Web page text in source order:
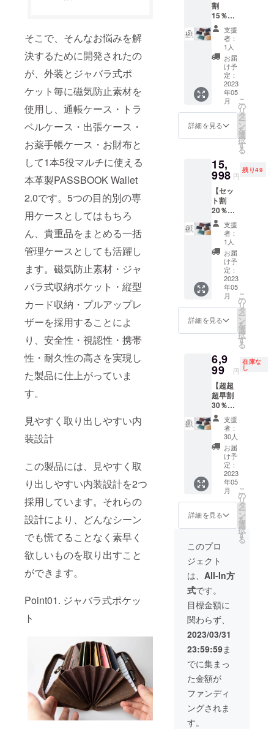
そこで、そんなお悩みを解
決するために開発されたの
が、外装とジャバラ式ポ
ケット毎に磁気防止素材を
使用し、通帳ケース・トラ
ベルケース・出張ケース・
お薬手帳ケース・お財布と
して1本5役マルチに使える
本革製PASSBOOK Wallet
2.0です。5つの目的別の専
用ケースとしてはもちろ
ん、貴重品をまとめる一括
管理ケースとしても活躍し
ます。磁気防止素材・ジャ
バラ式収納ポケット・縦型
カード収納・プルアップレ
ザーを採用することによ
り、安全性・視認性・携帯
性・耐久性の高さを実現し
た製品に仕上がっていま
す。
見やすく取り出しやすい内
装設計
この製品には、見やすく取
り出しやすい内装設計を2つ
採用しています。それらの
設計により、どんなシーン
でも慌てることなく素早く
欲しいものを取り出すこと
ができます。
Point01. ジャバラ式ポケッ
ト
OOK
Wallet
2.0の日
程に準
じます
程は商
品の日
程に準
じます
Choco /
Camel /
Black /
Wine
red /
Navy /
Dark
Green
からお
好きな
カラー
を1本お
選びく
売予定
価格
9,999円
の商品
を
20%OF
Fで予約
購入い
ただけ
ます。
※基本的
に追跡
可能な
メール
便での
発送と
なりま
割
15％OF
F】
PASSB
OOK
Wallet2.
0 お好
きなカ
ラー1本
「PASS
BOOK
Wallet2.
0」
【超早
割
F】
8,499円
/ 先着
100名様
Choco /
Camel /
Black /
Wine
red /
Navy /
Dark
Green
からお
好きな
カラー
を1本お
選びく
売予定
価格
9,999円
の商品
を
15%OF
Fで予約
購入い
ただけ
ます。
※基本的
に追跡
可能な
メール
便での
発送と
なりま
支援
者：
1人
お届
け予
定：
2023
年05
月
詳細を見る
こ
の
リ
タ
ー
ン
を
選
択
す
る
15,
998 円
残り49
【セッ
ト割
20％OF
F】
PASSB
OOK
Wallet2.
0 お好
きなカ
ラー2本
「PASS
BOOK
Wallet2.
0 」
【セッ
ト割
F】
15,998
円 / 先着
50名様
Choco /
Camel /
Black /
Wine
red /
Navy /
Dark
Green
からお
好きな
カラー
を2本お
選びく
一般販
売予定
価格
19,998
円の商
品を
20%OF
Fで予約
購入い
ただけ
ます。
※基本的
に追跡
可能な
メール
便での
発送と
なりま
支援
者：
1人
お届
け予
定：
2023
年05
月
詳細を見る
こ
の
リ
タ
ー
ン
を
選
択
す
る
6,9
99 円
在庫な
し
【超超
超早割
30％OF
F】
PASSB
OOK
Wallet2.
0お好き
なカ
ラー1本
「PASS
BOOK
Wallet2.
0」
【超超
早割
30%OF
F】
6,999円
/ 先着30
名様
Choco /
Camel /
Black /
Wine
red /
Navy /
Dark
Green
からお
好きな
カラー
を1本お
選びく
支援
者：
30人
お届
け予
定：
2023
年05
月
詳細を見る
こ
の
リ
タ
ー
ン
を
選
択
す
る
このプロ
ジェクト
は、 All-In方
式です。
目標金額に
関わらず、
2023/03/31
23:59:59ま
でに集まっ
た金額が
ファンディ
ングされま
す。